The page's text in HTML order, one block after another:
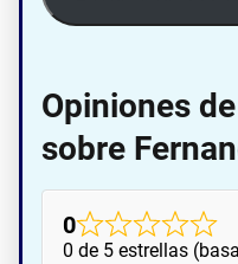
Opiniones
sobre
0
0 de 5 estrellas